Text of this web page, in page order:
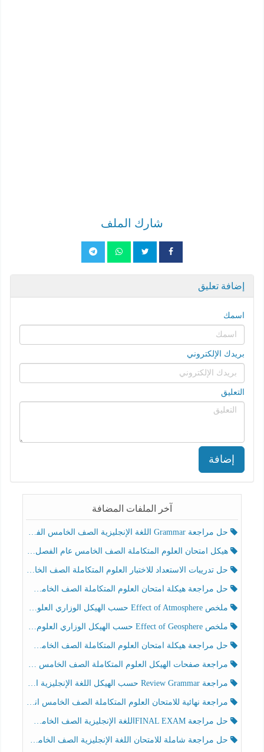
شارك الملف
إضافة تعليق
اسمك
بريدك الإلكتروني
التعليق
إضافة
آخر الملفات المضافة
حل مراجعة Grammar اللغة الإنجليزية الصف الخامس الفصل الثالث
هيكل امتحان العلوم المتكاملة الصف الخامس عام الفصل الدراسي الثالث 2025-2026
حل تدريبات الاستعداد للاختبار العلوم المتكاملة الصف الخامس عام الفصل الثالث
حل مراجعة هيكلة امتحان العلوم المتكاملة الصف الخامس انسبير الفصل الثالث
ملخص Effect of Atmosphere حسب الهيكل الوزاري العلوم المتكاملة الصف الخامس انسبير الفصل الثالث
ملخص Effect of Geosphere حسب الهيكل الوزاري العلوم المتكاملة الصف الخامس انسبير الفصل الثالث
حل مراجعة هيكلة امتحان العلوم المتكاملة الصف الخامس عام الفصل الثالث
مراجعة صفحات الهيكل العلوم المتكاملة الصف الخامس انسبير الفصل الثالث
مراجعة Review Grammar حسب الهيكل اللغة الإنجليزية الصف الخامس الفصل الثالث
مراجعة نهائية للامتحان العلوم المتكاملة الصف الخامس انسبير الفصل الثالث
حل مراجعة FINAL EXAMاللغة الإنجليزية الصف الخامس الفصل الثالث
حل مراجعة شاملة للامتحان اللغة الإنجليزية الصف الخامس الفصل الثالث